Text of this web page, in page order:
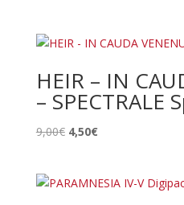
était :est :
HEIR – IN
– SPECTRALE
9,00€ Le
était :
4,50€Le
est :